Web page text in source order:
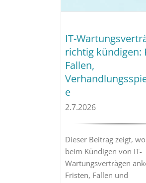
IT-
richtig kündigen:
Fallen,
e
2.7.2026
Dieser Beitrag zeigt,
beim Kündigen von IT-
Wartungsverträgen
Fristen, Fallen und